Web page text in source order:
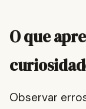
O que
Observar